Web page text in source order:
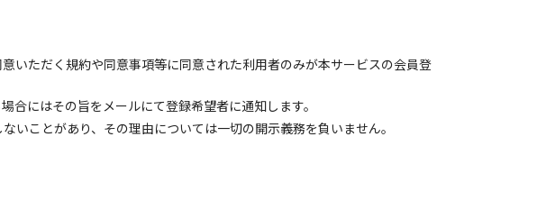
いただく規約や同意事項等に同意された利用者のみが本サービスの会員登
にはその旨をメールにて登録希望者に通知します。
ことがあり、その理由については一切の開示義務を負いません。